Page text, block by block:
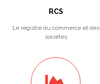
RCS
Le registre du commerce et des
sociétés